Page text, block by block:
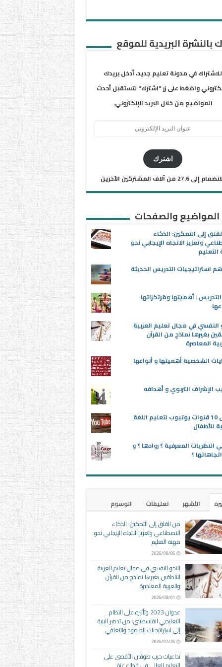
بالنشرة البريدية للموقع
للاشتراك في مدونة تعليم جديد، أدخل بريدك
واضغط على زر "اشترك" لتستقبل أحدث
المواضيع من خلال البريد الإلكتروني.
اشترك
إلى 27.6 من آلاف المشتركين الآخرين
المواضيع والصفحات
إلى التمكين: الذكاء
وتعزيز الاتجاه الإيجابي نحو
استراتيجيات التدريس الحديثة
: أهميتها ومُرتكزاتها
النفسي في مجال تعليم العربية
بغيرها نماذج من القرآن
المعاصرة
الشخصية أهميتها و أنواعها
الإشراف التربوي و أهدافه
أفضل 10 قنوات يوتيوب لتعليم اللغة
للأطفال
النظريات المعرفية ؟ روادها ؟ و
؟
الأشهر تعليقات
الوسوم
من القلق إلى التمكين: الذكاء
الاصطناعي وتعزيز الاتجاه الإيجابي نحو
مهنة التعليم
2026/08/06
النحو النفسي في مجال تعليم العربية
للناطقين بغيرها نماذج من القرآن
والعربية المعاصرة
2026/08/01
عدوان 2023 وتأثيره على النظام
التعليمي الفلسطيني: من تدمير البنية
إلى استراتيجيات الصمود والتعافي
2026/07/26
تداعيات حرب طوفان الأقصى على